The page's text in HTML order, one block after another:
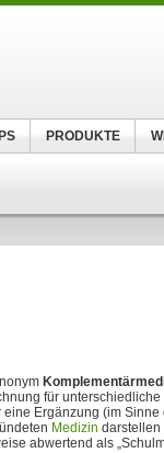
für unterschiedliche
Ergänzung (im Sinne
Medizin darstellen
abwertend als
PRODUKTE